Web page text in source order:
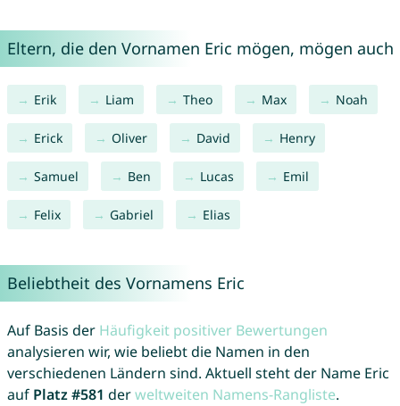
Eltern, die den Vornamen Eric mögen, mögen auch
Erik Liam Theo Max Noah
Erick Oliver David Henry
Samuel Ben Lucas Emil
Felix Gabriel Elias
Beliebtheit des Vornamens Eric
Auf Basis der Häufigkeit positiver Bewertungen
analysieren wir, wie beliebt die Namen in den
verschiedenen Ländern sind. Aktuell steht der Name Eric
auf Platz #581 derweltweiten Namens-Rangliste.